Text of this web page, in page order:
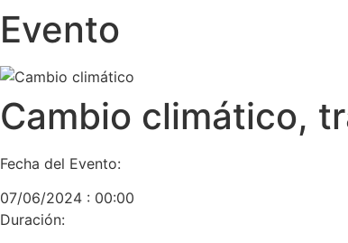
Evento
Cambio climático,
Fecha del Evento:
07/06/2024 : 00:00
Duración: